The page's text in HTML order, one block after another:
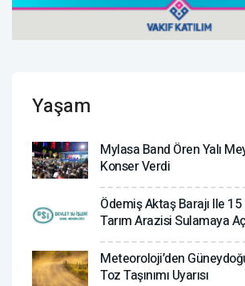
Yaşam
Mylasa Band Ören Yalı
Konser Verdi
Ödemiş Aktaş Barajı Ile
Tarım Arazisi Sulamaya
Meteoroloji’den
Toz Taşınımı Uyarısı